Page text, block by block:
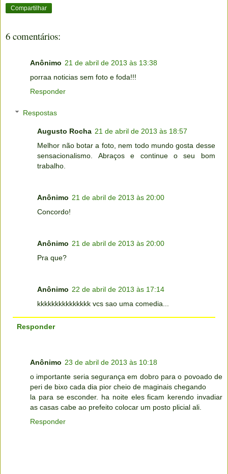
Compartilhar
6 comentários:
Anônimo 21 de abril de 2013 às 13:38
porraa noticias sem foto e foda!!!
Responder
Respostas
Augusto Rocha 21 de abril de 2013 às 18:57
Melhor não botar a foto, nem todo mundo gosta desse
sensacionalismo. Abraços e continue o seu bom
trabalho.
Anônimo 21 de abril de 2013 às 20:00
Concordo!
Anônimo 21 de abril de 2013 às 20:00
Pra que?
Anônimo 22 de abril de 2013 às 17:14
kkkkkkkkkkkkkkk vcs sao uma comedia...
Responder
Anônimo 23 de abril de 2013 às 10:18
o importante seria segurança em dobro para o povoado de
peri de bixo cada dia pior cheio de maginais chegando
la para se esconder. ha noite eles ficam kerendo invadiar
as casas cabe ao prefeito colocar um posto plicial ali.
Responder